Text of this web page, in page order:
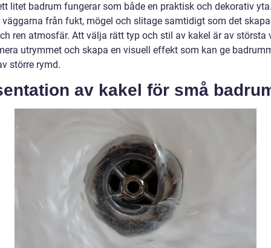
litet badrum fungerar som både en praktisk och dekorativ
väggarna från fukt, mögel och slitage samtidigt som det
ren atmosfär. Att välja rätt typ och stil av kakel är av största
utrymmet och skapa en visuell effekt som kan ge
större rymd.
av kakel för små